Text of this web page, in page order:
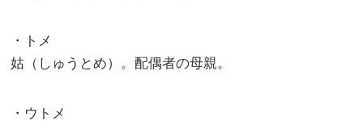
・トメ
姑（しゅうとめ）。配偶者の母親。
・ウトメ